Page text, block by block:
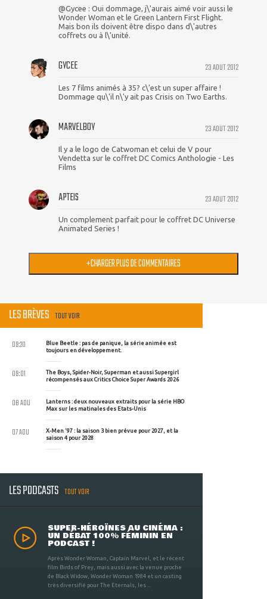
@Gycee : Oui dommage, j\'aurais aimé voir aussi le
Wonder Woman et le Green Lantern First Flight.
Mais bon ils doivent être dispo dans d\'autres
coffrets ou à l\'unité.
23 AOUT 2012
GYCEE
Les 7 films animés à 35? c\'est un super affaire !
Dommage qu\'il n\'y ait pas Crisis on Two Earths.
23 AOUT 2012
MARVELBOY
Il y a le logo de Catwoman et celui de V pour
Vendetta sur le coffret DC Comics Anthologie - Les
Films
23 AOUT 2012
APTEIS
Un complement parfait pour le coffret DC Universe
Animated Series !
+CHARGER PLUS DE COMMENTAIRES
LES BRÈVES TOUT VOIR
Blue Beetle : pas de panique, la série animée est
toujours en développement.
09:20
The Boys, Spider-Noir, Superman et aussi Supergirl
récompensés aux Critics Choice Super Awards 2026
09:01
Lanterns : deux nouveaux extraits pour la série HBO
Max sur les matinales des Etats-Unis
08 AOU
X-Men '97 : la saison 3 bien prévue pour 2027, et la
saison 4 pour 2028
07 AOU
LES PODCASTS TOUT VOIR
SUPER-HÉROÏNES AU CINÉMA :
UN DÉBAT 100% FÉMININ EN
PODCAST !
Après Wonder Woman, Captain Marvel, et le récent
film Birds of Prey, mais aussi avec la venue proche
de Black Widow, Wonder Woman 1984 et un casting
très diversifié pour The Eternals, les ...